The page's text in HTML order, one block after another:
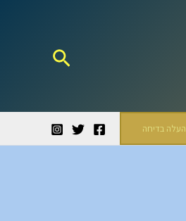
חיפוש
העלה בדיחה